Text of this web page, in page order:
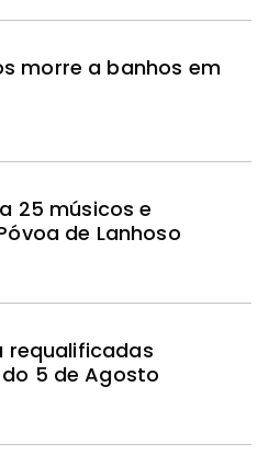
morre a banhos em
25 músicos e
de Lanhoso
requalificadas
5 de Agosto